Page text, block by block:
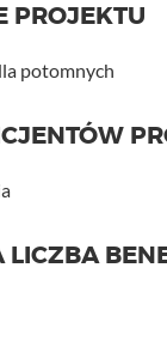
PROJEKTU
potomnych